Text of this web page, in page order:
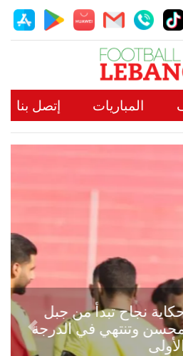
المباريات إتصل بنا
من جبل
في الدرجة
Next